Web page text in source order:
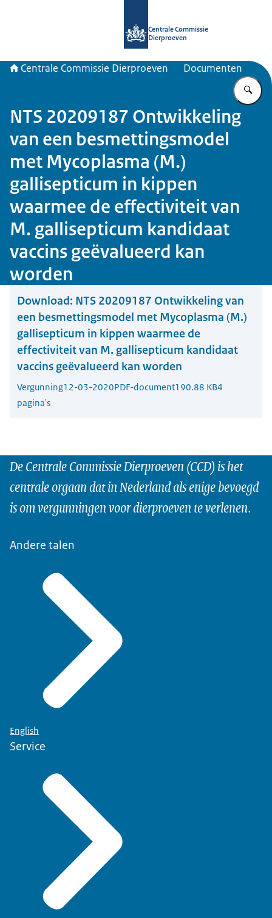
Centrale Commissie
Dierproeven
Centrale Commissie Dierproeven Documenten
NTS 20209187 Ontwikkeling
van een besmettingsmodel
met Mycoplasma (M.)
gallisepticum in kippen
waarmee de effectiviteit van
M. gallisepticum kandidaat
vaccins geëvalueerd kan
worden
Download: NTS 20209187 Ontwikkeling van
een besmettingsmodel met Mycoplasma (M.)
gallisepticum in kippen waarmee de
effectiviteit van M. gallisepticum kandidaat
vaccins geëvalueerd kan worden
Vergunning12-03-2020PDF-document190.88 KB4
pagina's
De Centrale Commissie Dierproeven (CCD) is het
centrale orgaan dat in Nederland als enige bevoegd
is om vergunningen voor dierproeven te verlenen.
Andere talen
English
Service